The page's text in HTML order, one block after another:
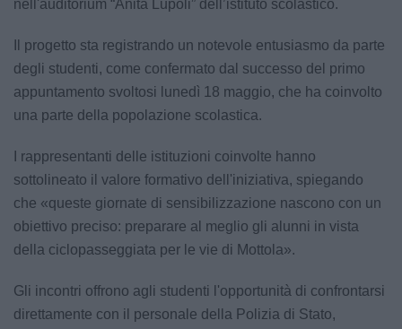
nell'auditorium “Anita Lupoli” dell’istituto scolastico.
Il progetto sta registrando un notevole entusiasmo da parte
degli studenti, come confermato dal successo del primo
appuntamento svoltosi lunedì 18 maggio, che ha coinvolto
una parte della popolazione scolastica.
I rappresentanti delle istituzioni coinvolte hanno
sottolineato il valore formativo dell'iniziativa, spiegando
che «queste giornate di sensibilizzazione nascono con un
obiettivo preciso: preparare al meglio gli alunni in vista
della ciclopasseggiata per le vie di Mottola».
Gli incontri offrono agli studenti l'opportunità di confrontarsi
direttamente con il personale della Polizia di Stato,